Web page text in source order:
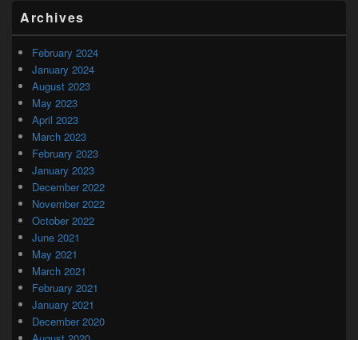
Archives
February 2024
January 2024
August 2023
May 2023
April 2023
March 2023
February 2023
January 2023
December 2022
November 2022
October 2022
June 2021
May 2021
March 2021
February 2021
January 2021
December 2020